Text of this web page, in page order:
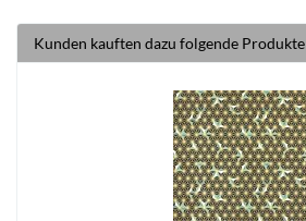
Kunden kauften dazu folgende Produkte